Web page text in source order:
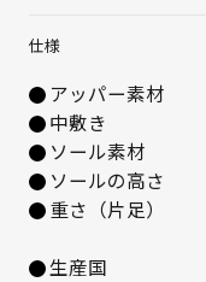
仕様
アッパー素材
中敷き
ソール素材
ソールの高さ
重さ（片足）
生産国